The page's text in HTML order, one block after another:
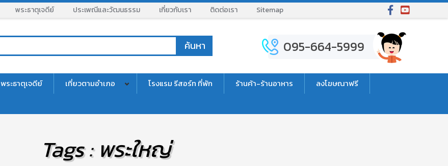
พระธาตุเจดีย์ ประเพณีและวัฒนธรรม เกี่ยวกับเรา ติดต่อเรา Sitemap
095-664-5999
พระธาตุเจดีย์ เที่ยวตามอำเภอ โรงแรม รีสอร์ท ที่พัก ร้านค้า-ร้านอาหาร
ลงโฆษณาฟรี
Tags : พระใหญ่